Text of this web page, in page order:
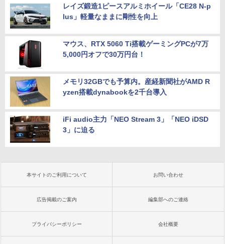
レイズ鍛造1ピースアルミホイール「CE28 N-p
lus」軽量なままに剛性を向上
マウス、RTX 5060 Ti搭載ゲーミングPCが7万
5,000円オフで30万円台！
メモリ32GBでも予算内。産経新聞社がAMD R
yzen搭載dynabookを2千台導入
iFi audio主力「NEO Stream 3」「NEO iDSD
3」に迫る
本サイトのご利用について お問い合わせ
広告掲載のご案内 編集部へのご連絡
プライバシーポリシー 会社概要